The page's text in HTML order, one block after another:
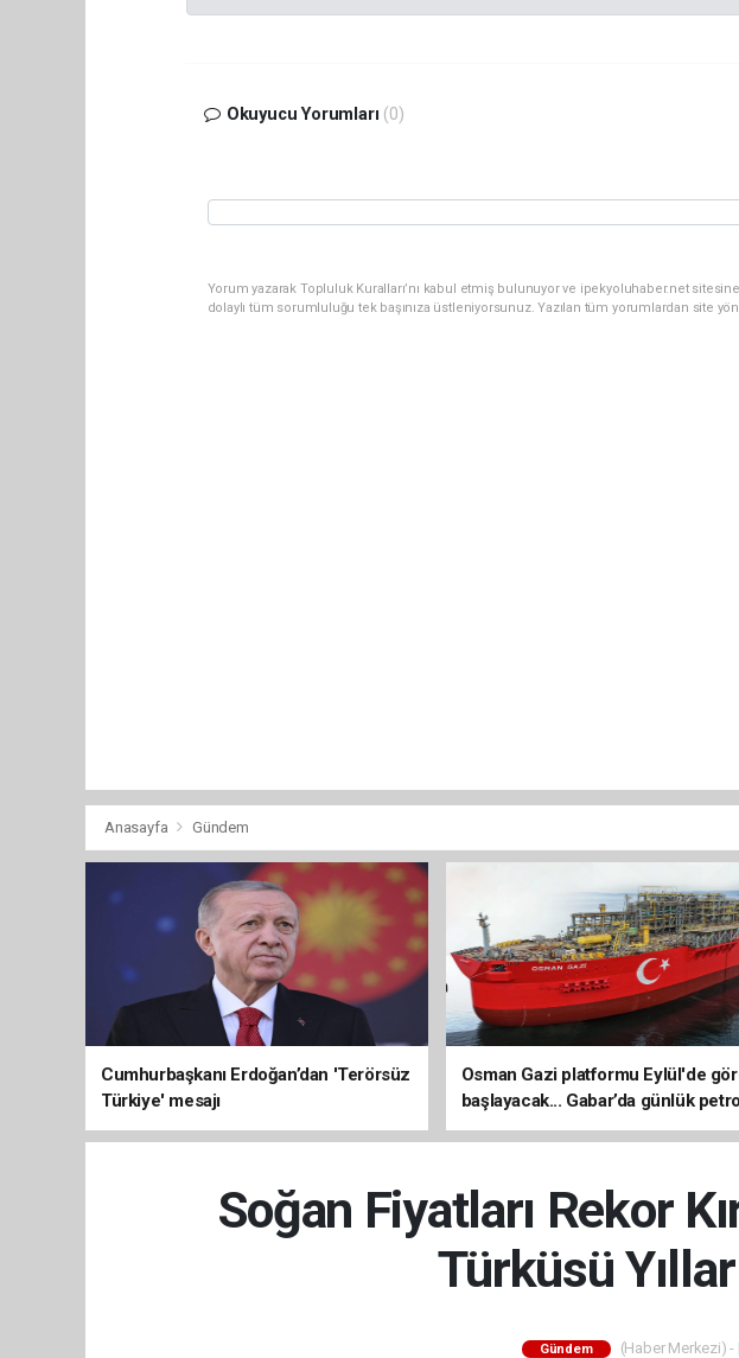
Okuyucu Yorumları (0)
Yorum yazarak Topluluk Kuralları’nı kabul etmiş bulunuyor ve ipekyoluhaber.net
dolaylı tüm sorumluluğu tek başınıza üstleniyorsunuz. Yazılan tüm yorumlardan site
Anasayfa Gündem
Cumhurbaşkanı Erdoğan’dan 'Terörsüz
Türkiye' mesajı
Osman Gazi platformu Eylül'de
başlayacak... Gabar’da günlük
üretimi 83 bin 200 varile ulaştı
Soğan Fiyatları Rekor
Türküsü
Gündem (Haber Merkezi) -